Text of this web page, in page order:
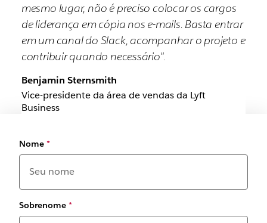
mesmo lugar, não é preciso colocar os cargos
de liderança em cópia nos e-mails. Basta entrar
em um canal do Slack, acompanhar o projeto e
contribuir quando necessário".
Benjamin Sternsmith
Vice-presidente da área de vendas da Lyft
Business
Nome *
Sobrenome *